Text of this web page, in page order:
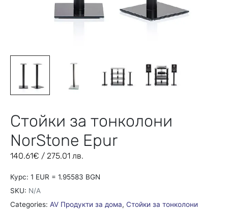
Стойки за тонколони
NorStone Epur
140.61€ / 275.01 лв.
Курс: 1 EUR = 1.95583 BGN
SKU: N/A
Categories: AV Продукти за дома, Стойки за тонколони